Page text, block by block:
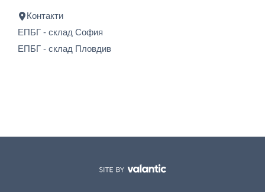
Контакти
ЕПБГ - склад София
ЕПБГ - склад Пловдив